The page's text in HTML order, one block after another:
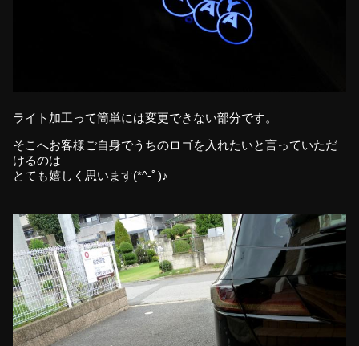
ライト加工って簡単には変更できない部分です。
そこへお客様ご自身でうちのロゴを入れたいと言っていただ
けるのは
とても嬉しく思います(*^-ﾟ)♪